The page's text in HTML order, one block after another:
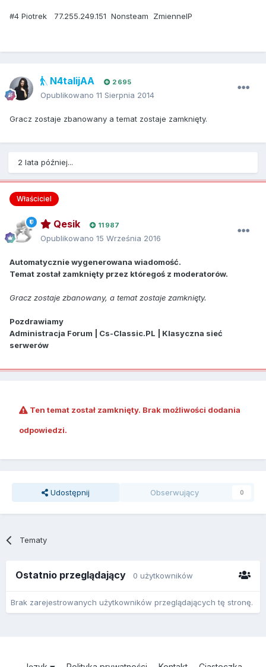
#4 Piotrek 77.255.249.151 Nonsteam ZmienneIP
N4talijAA 2 695
Opublikowano 11 Sierpnia 2014
Gracz zostaje zbanowany a temat zostaje zamknięty.
2 lata później...
Właściciel
Qesik 11 987
Opublikowano 15 Września 2016
Automatycznie wygenerowana wiadomość.
Temat został zamknięty przez któregoś z moderatorów.
Gracz zostaje zbanowany, a temat zostaje zamknięty.
Pozdrawiamy
Administracja Forum | Cs-Classic.PL | Klasyczna sieć
serwerów
Ten temat został zamknięty. Brak możliwości dodania
odpowiedzi.
Udostępnij Obserwujący 0
Tematy
Ostatnio przeglądający 0 użytkowników
Brak zarejestrowanych użytkowników przeglądających tę stronę.